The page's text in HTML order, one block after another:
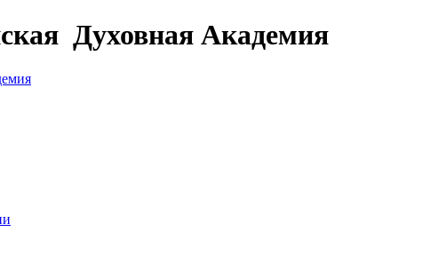
Духовная Академия